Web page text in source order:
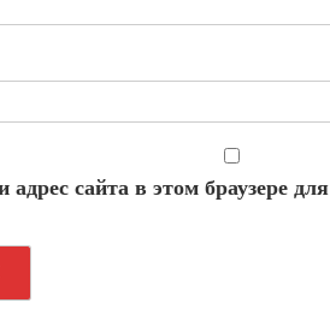
сайта в этом браузере